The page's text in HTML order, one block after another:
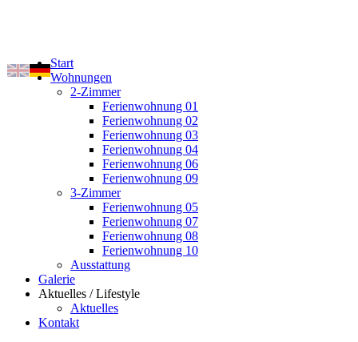
Start
Wohnungen
2-Zimmer
Ferienwohnung 01
Ferienwohnung 02
Ferienwohnung 03
Ferienwohnung 04
Ferienwohnung 06
Ferienwohnung 09
3-Zimmer
Ferienwohnung 05
Ferienwohnung 07
Ferienwohnung 08
Ferienwohnung 10
Ausstattung
Galerie
Aktuelles / Lifestyle
Aktuelles
Kontakt